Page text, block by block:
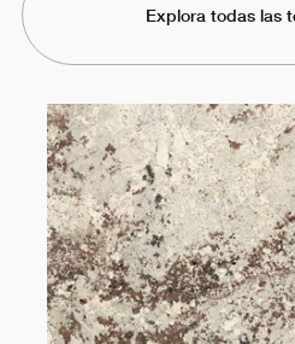
Explora todas las